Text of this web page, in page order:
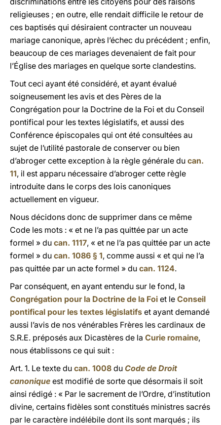
religieuses ; en outre, elle rendait difficile le retour de
ces baptisés qui désiraient contracter un nouveau
mariage canonique, après l’échec du précédent ; enfin,
beaucoup de ces mariages devenaient de fait pour
l’Église des mariages en quelque sorte clandestins.
Tout ceci ayant été considéré, et ayant évalué
soigneusement les avis et des Pères de la
Congrégation pour la Doctrine de la Foi et du Conseil
pontifical pour les textes législatifs, et aussi des
Conférence épiscopales qui ont été consultées au
sujet de l’utilité pastorale de conserver ou bien
d’abroger cette exception à la règle générale du can.
11, il est apparu nécessaire d’abroger cette règle
introduite dans le corps des lois canoniques
actuellement en vigueur.
Nous décidons donc de supprimer dans ce même
Code les mots : « et ne l’a pas quittée par un acte
formel » du can. 1117, « et ne l’a pas quittée par un acte
formel » du can. 1086 § 1, comme aussi « et qui ne l’a
pas quittée par un acte formel » du can. 1124.
Par conséquent, en ayant entendu sur le fond, la
Congrégation pour la Doctrine de la Foi et le Conseil
pontifical pour les textes législatifs et ayant demandé
aussi l’avis de nos vénérables Frères les cardinaux de
S.R.E. préposés aux Dicastères de la Curie romaine,
nous établissons ce qui suit :
Art. 1. Le texte du can. 1008 du Code de Droit
canonique est modifié de sorte que désormais il soit
ainsi rédigé : « Par le sacrement de l’Ordre, d’institution
divine, certains fidèles sont constitués ministres sacrés
par le caractère indélébile dont ils sont marqués ; ils